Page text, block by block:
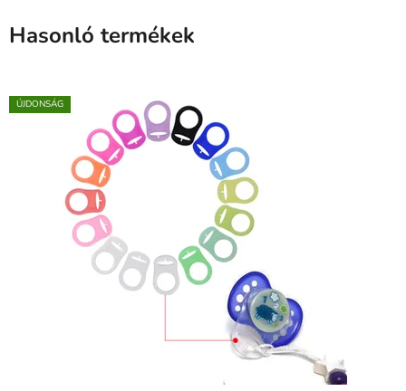
Hasonló termékek
ÚJDONSÁG